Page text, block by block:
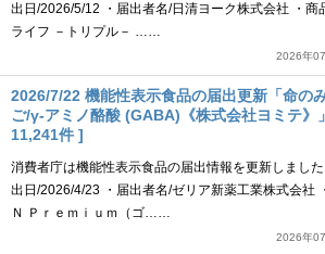
出日/2026/5/12 ・届出者名/日清ヨーク株式会社 ・商
ライフ －トリプル－ ……
2026年
2026/7/22 機能性表示食品の届出更新「命の
ご/γ-アミノ酪酸 (GABA)《株式会社ヨミテ》
11,241件 ]
消費者庁は機能性表示食品の届出情報を更新しまし
出日/2026/4/23 ・届出者名/ゼリア新薬工業株式会社
Ｎ Ｐｒｅｍｉｕｍ（ゴ……
2026年